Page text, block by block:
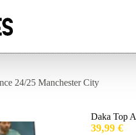
24/25 Manchester City
Daka Top
39,99€